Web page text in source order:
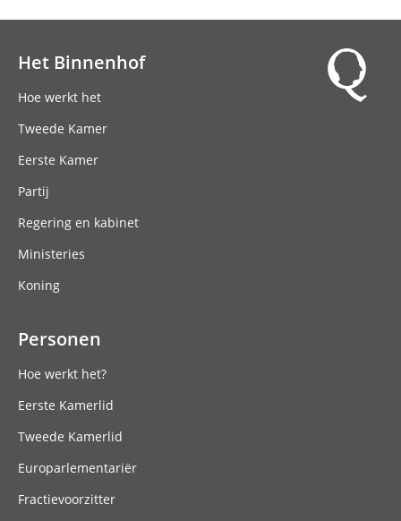
Het Binnenhof
Hoe werkt het
Tweede Kamer
Eerste Kamer
Partij
Regering en kabinet
Ministeries
Koning
Personen
Hoe werkt het?
Eerste Kamerlid
Tweede Kamerlid
Europarlementariër
Fractievoorzitter